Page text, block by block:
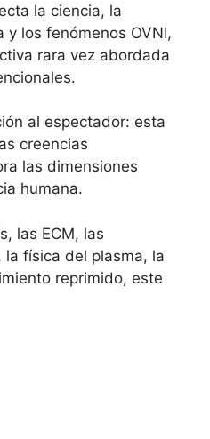
la ciencia, la
y los fenómenos OVNI,
rara vez abordada
al espectador: esta
creencias
las dimensiones
humana.
las ECM, las
la física del plasma, la
reprimido, este